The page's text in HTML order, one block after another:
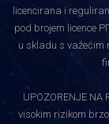
licencirana i
pod brojem licence
u skladu s važećim
UPOZORENJE
visokim rizikom